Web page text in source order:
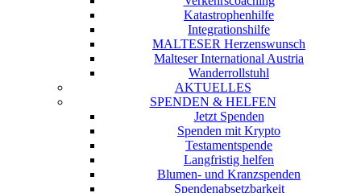
Katastrophenhilfe
Integrationshilfe
MALTESER Herzenswunsch
Malteser International Austria
Wanderrollstuhl
AKTUELLES
SPENDEN & HELFEN
Jetzt Spenden
Spenden mit Krypto
Testamentspende
Langfristig helfen
Blumen- und Kranzspenden
Spendenabsetzbarkeit